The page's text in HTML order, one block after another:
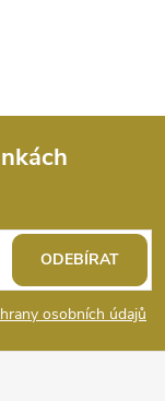
osobních údajů
ODEBÍRAT